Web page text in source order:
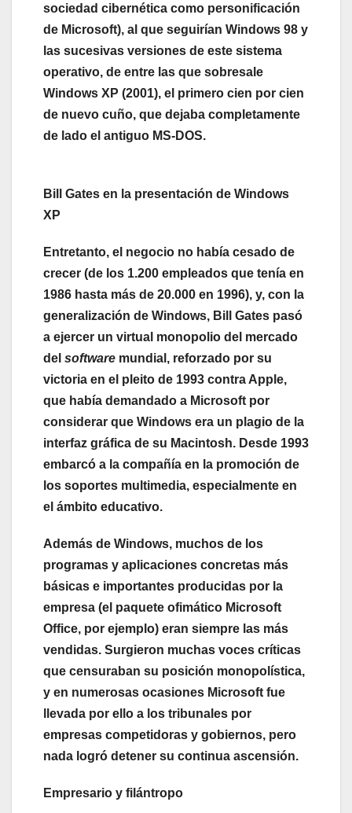
sociedad cibernética como personificación
de Microsoft), al que seguirían Windows 98 y
las sucesivas versiones de este sistema
operativo, de entre las que sobresale
Windows XP (2001), el primero cien por cien
de nuevo cuño, que dejaba completamente
de lado el antiguo MS-DOS.
Bill Gates en la presentación de Windows
XP
Entretanto, el negocio no había cesado de
crecer (de los 1.200 empleados que tenía en
1986 hasta más de 20.000 en 1996), y, con la
generalización de Windows, Bill Gates pasó
a ejercer un virtual monopolio del mercado
del software mundial, reforzado por su
victoria en el pleito de 1993 contra Apple,
que había demandado a Microsoft por
considerar que Windows era un plagio de la
interfaz gráfica de su Macintosh. Desde 1993
embarcó a la compañía en la promoción de
los soportes multimedia, especialmente en
el ámbito educativo.
Además de Windows, muchos de los
programas y aplicaciones concretas más
básicas e importantes producidas por la
empresa (el paquete ofimático Microsoft
Office, por ejemplo) eran siempre las más
vendidas. Surgieron muchas voces críticas
que censuraban su posición monopolística,
y en numerosas ocasiones Microsoft fue
llevada por ello a los tribunales por
empresas competidoras y gobiernos, pero
nada logró detener su continua ascensión.
Empresario y filántropo